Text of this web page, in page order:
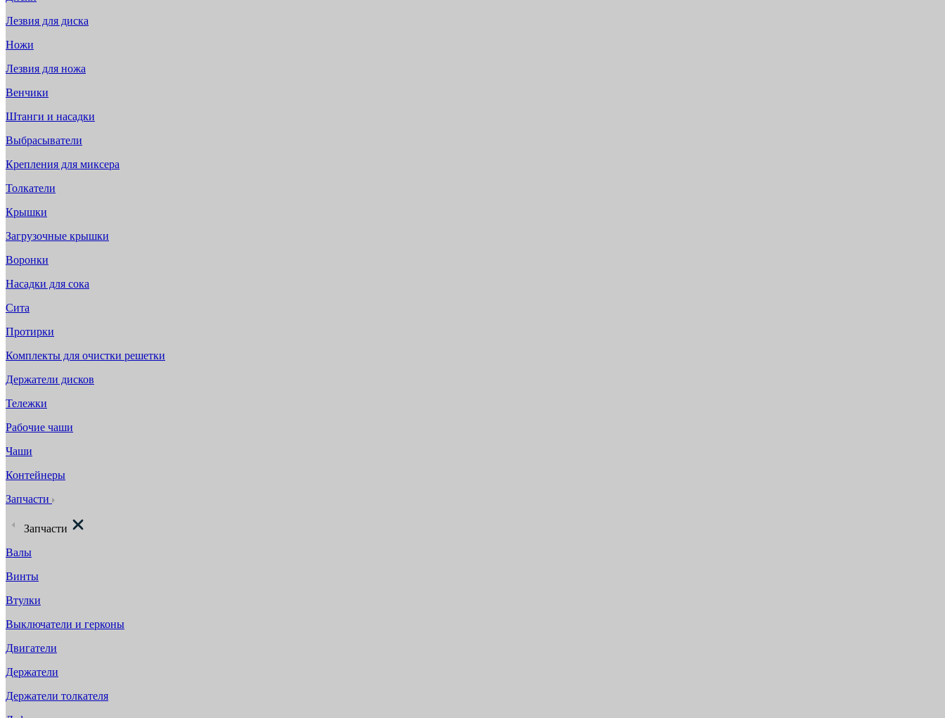
Лезвия для диска
Ножи
Лезвия для ножа
Венчики
Штанги и насадки
Выбрасыватели
Крепления для миксера
Толкатели
Крышки
Загрузочные крышки
Воронки
Насадки для сока
Сита
Протирки
Комплекты для очистки решетки
Держатели дисков
Тележки
Рабочие чаши
Чаши
Контейнеры
Запчасти
Запчасти
Валы
Винты
Втулки
Выключатели и герконы
Двигатели
Держатели
Держатели толкателя